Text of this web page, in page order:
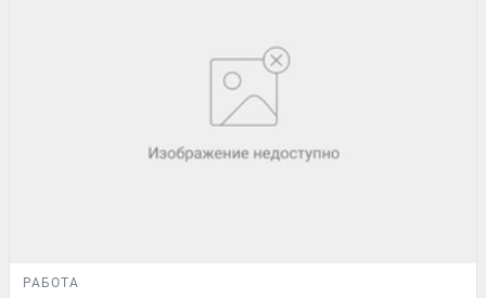
РАБОТА